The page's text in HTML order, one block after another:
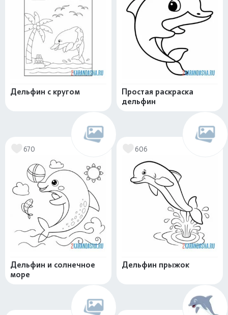
Дельфин с кругом
Простая раскраска
дельфин
670
Дельфин и солнечное
море
606
Дельфин прыжок